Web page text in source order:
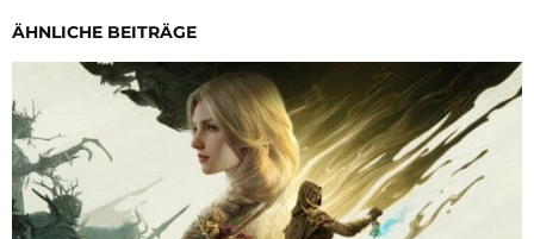
ÄHNLICHE BEITRÄGE